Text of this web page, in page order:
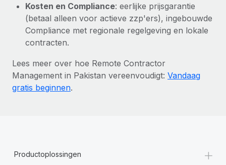
Kosten en Compliance: eerlijke prijsgarantie
(betaal alleen voor actieve zzp'ers), ingebouwde
Compliance met regionale regelgeving en lokale
contracten.
Lees meer over hoe Remote Contractor
Management in Pakistan vereenvoudigt: Vandaag
gratis beginnen.
Productoplossingen +